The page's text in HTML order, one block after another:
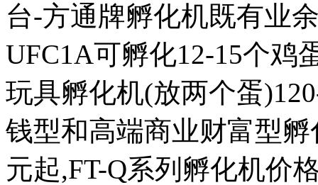
台-方通牌孵化机既有业
UFC1A可孵化12-15个鸡
玩具孵化机(放两个蛋
钱型和高端商业财富型
元起,FT-Q系列孵化机价